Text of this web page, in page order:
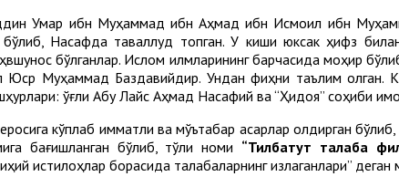
Умар ибн Муҳаммад ибн Аҳмад ибн Исмоил ибн
Насафда таваллуд топган. У киши юксак ҳифз
бўлганлар. Ислом илмларининг барчасида моҳир
Юср Муҳаммад Баздавийдир. Ундан фиқҳни таълим
ўғли Абу Лайс Аҳмад Насафий ва “Ҳидоя” соҳиби
кўплаб қимматли ва мўътабар асарлар қолдирган бўлиб,
бағишланган бўлиб, тўлиқ номи “Тилбатут талаба
истилоҳлар борасида талабаларнинг излаганлари”